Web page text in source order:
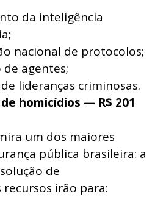
da inteligência
nacional de protocolos;
de agentes;
lideranças criminosas.
homicídios — R$ 201
um dos maiores
pública brasileira: a
de
recursos irão para: